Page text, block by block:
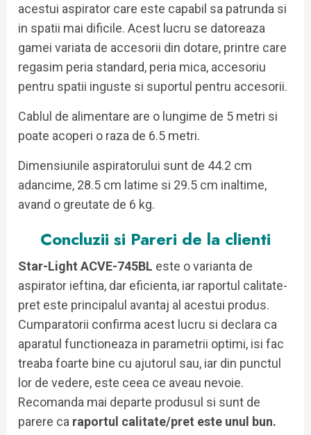
acestui aspirator care este capabil sa patrunda si
in spatii mai dificile. Acest lucru se datoreaza
gamei variata de accesorii din dotare, printre care
regasim peria standard, peria mica, accesoriu
pentru spatii inguste si suportul pentru accesorii.
Cablul de alimentare are o lungime de 5 metri si
poate acoperi o raza de 6.5 metri.
Dimensiunile aspiratorului sunt de 44.2 cm
adancime, 28.5 cm latime si 29.5 cm inaltime,
avand o greutate de 6 kg.
Concluzii si Pareri de la clienti
Star-Light ACVE-745BL este o varianta de
aspirator ieftina, dar eficienta, iar raportul calitate-
pret este principalul avantaj al acestui produs.
Cumparatorii confirma acest lucru si declara ca
aparatul functioneaza in parametrii optimi, isi fac
treaba foarte bine cu ajutorul sau, iar din punctul
lor de vedere, este ceea ce aveau nevoie.
Recomanda mai departe produsul si sunt de
parere ca raportul calitate/pret este unul bun.